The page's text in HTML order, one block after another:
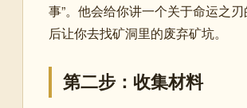
事”。他会给你讲一个关于命运之
后让你去找矿洞里的废弃矿坑。
第二步：收集材料